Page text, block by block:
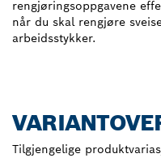
rengjøringsoppgavene
når du skal rengjøre
arbeidsstykker.
Tilgjengelige